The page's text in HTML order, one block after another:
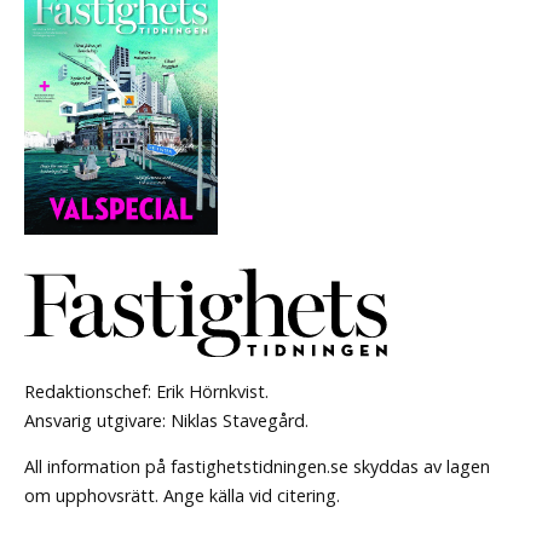
Redaktionschef: Erik Hörnkvist.
Ansvarig utgivare: Niklas Stavegård.
All information på fastighetstidningen.se skyddas av lagen
om upphovsrätt. Ange källa vid citering.